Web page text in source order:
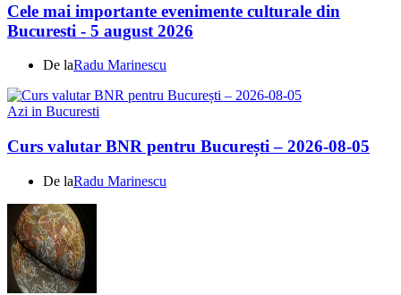
Cele mai importante evenimente culturale din
Bucuresti - 5 august 2026
De laRadu Marinescu
Azi in Bucuresti
Curs valutar BNR pentru București – 2026-08-05
De laRadu Marinescu